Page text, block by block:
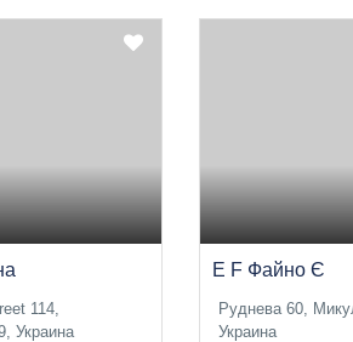
114,
Украина
E F Файно Є
Руднева 60,
Украина